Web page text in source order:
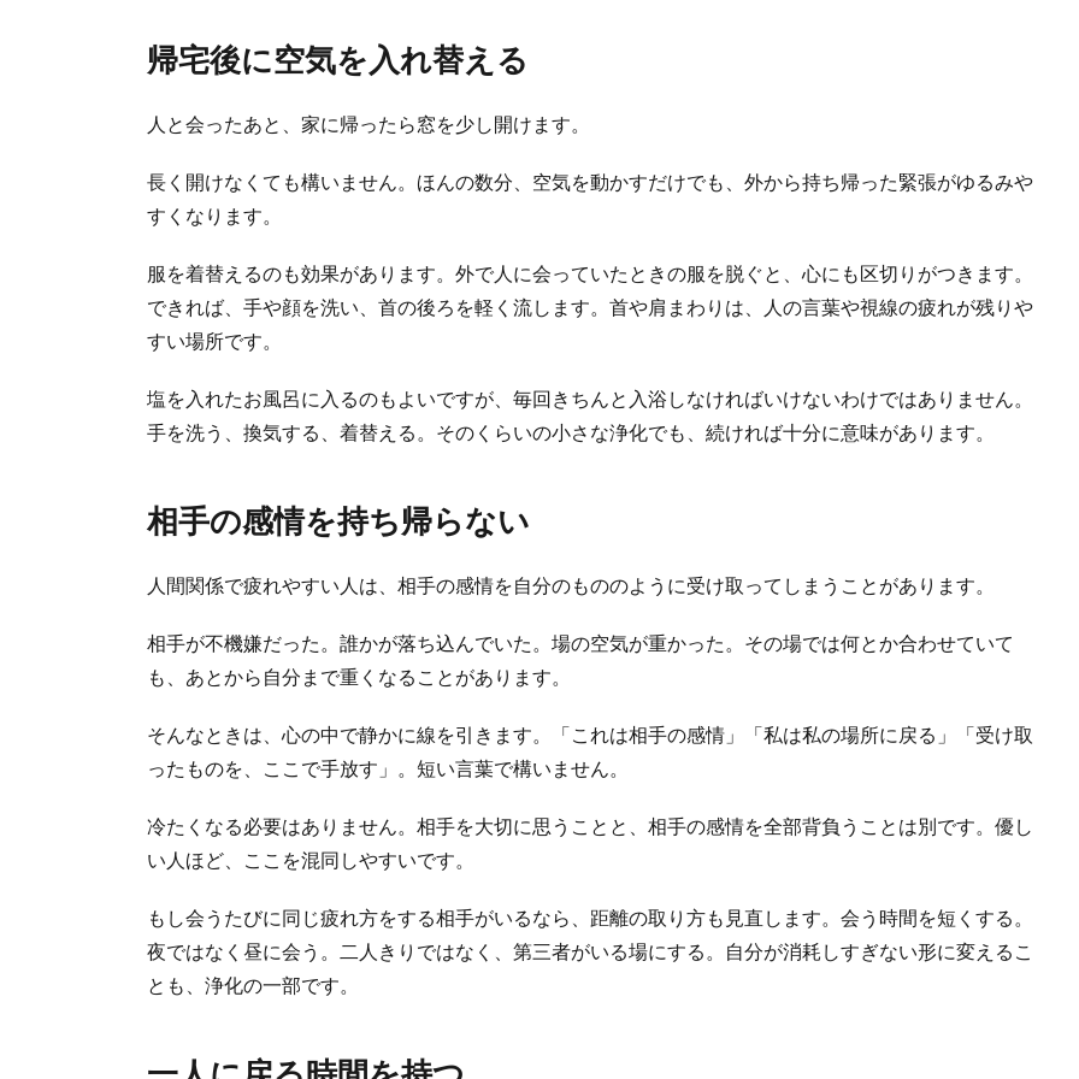
帰宅後に空気を入れ替える
人と会ったあと、家に帰ったら窓を少し開けます。
長く開けなくても構いません。ほんの数分、空気を動かすだけでも、外から持ち帰った緊張がゆるみや
すくなります。
服を着替えるのも効果があります。外で人に会っていたときの服を脱ぐと、心にも区切りがつきます。
できれば、手や顔を洗い、首の後ろを軽く流します。首や肩まわりは、人の言葉や視線の疲れが残りや
すい場所です。
塩を入れたお風呂に入るのもよいですが、毎回きちんと入浴しなければいけないわけではありません。
手を洗う、換気する、着替える。そのくらいの小さな浄化でも、続ければ十分に意味があります。
相手の感情を持ち帰らない
人間関係で疲れやすい人は、相手の感情を自分のもののように受け取ってしまうことがあります。
相手が不機嫌だった。誰かが落ち込んでいた。場の空気が重かった。その場では何とか合わせていて
も、あとから自分まで重くなることがあります。
そんなときは、心の中で静かに線を引きます。「これは相手の感情」「私は私の場所に戻る」「受け取
ったものを、ここで手放す」。短い言葉で構いません。
冷たくなる必要はありません。相手を大切に思うことと、相手の感情を全部背負うことは別です。優し
い人ほど、ここを混同しやすいです。
もし会うたびに同じ疲れ方をする相手がいるなら、距離の取り方も見直します。会う時間を短くする。
夜ではなく昼に会う。二人きりではなく、第三者がいる場にする。自分が消耗しすぎない形に変えるこ
とも、浄化の一部です。